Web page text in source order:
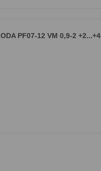
PF07-12 VM 0,9-2 +2...+4